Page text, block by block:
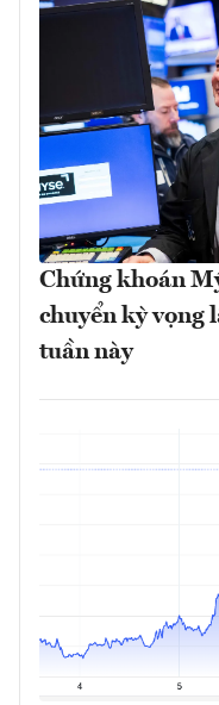
Chứng khoán
chuyển kỳ vọng
tuần này